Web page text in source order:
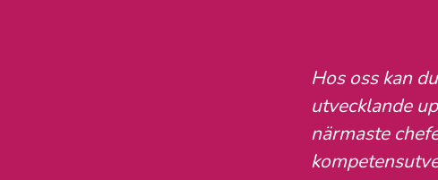
Hos oss kan
utvecklande
närmaste